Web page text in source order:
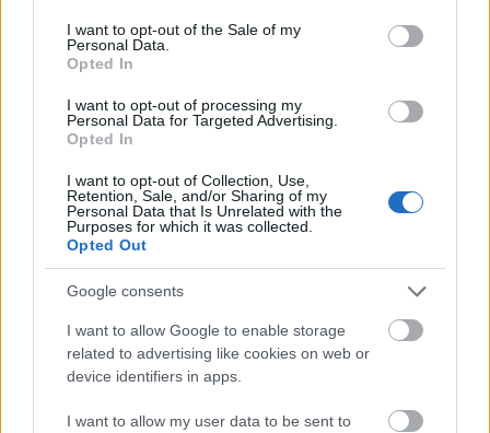
consent section.
I want to opt-out of the Sale of my
Personal Data.
Opted In
I want to opt-out of processing my
Personal Data for Targeted Advertising.
Opted In
I want to opt-out of Collection, Use,
Retention, Sale, and/or Sharing of my
Personal Data that Is Unrelated with the
Purposes for which it was collected.
Opted Out
Google consents
I want to allow Google to enable storage
related to advertising like cookies on web or
device identifiers in apps.
I want to allow my user data to be sent to
HÍRLEVÉL
Feliratkozom a hírlevélre és elfogadom az
szabályzatot!